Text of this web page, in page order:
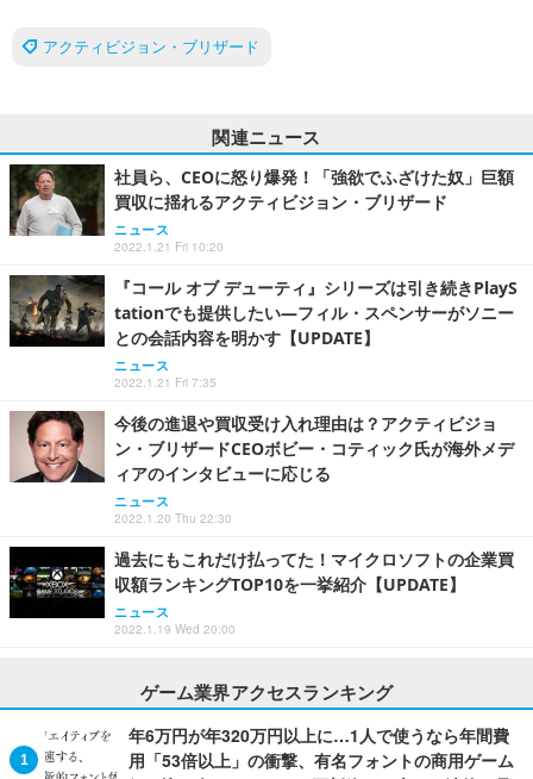
アクティビジョン・ブリザード
関連ニュース
社員ら、CEOに怒り爆発！「強欲でふざけた奴」巨額
買収に揺れるアクティビジョン・ブリザード
ニュース
2022.1.21 Fri 10:20
『コール オブ デューティ』シリーズは引き続きPlayS
tationでも提供したい―フィル・スペンサーがソニー
との会話内容を明かす【UPDATE】
ニュース
2022.1.21 Fri 7:35
今後の進退や買収受け入れ理由は？アクティビジョ
ン・ブリザードCEOボビー・コティック氏が海外メデ
ィアのインタビューに応じる
ニュース
2022.1.20 Thu 22:30
過去にもこれだけ払ってた！マイクロソフトの企業買
収額ランキングTOP10を一挙紹介【UPDATE】
ニュース
2022.1.19 Wed 20:00
ゲーム業界アクセスランキング
年6万円が年320万円以上に…1人で使うなら年間費
用「53倍以上」の衝撃、有名フォントの商用ゲーム